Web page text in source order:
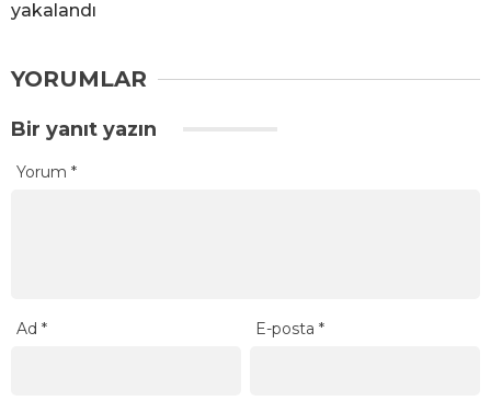
yakalandı
YORUMLAR
Bir yanıt yazın
Yorum *
Ad * E-posta*